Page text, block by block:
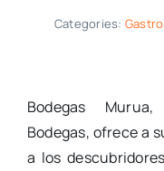
Categories:
Bodegas
Bodegas, ofrece a
a los